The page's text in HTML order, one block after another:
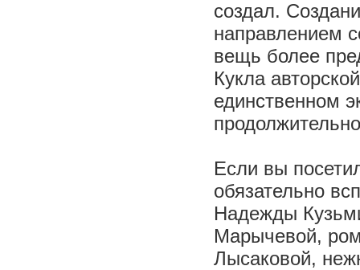
создал.
направлением
вещь более
Кукла
единственном
Если вы
обязательно
Надежды
Марычевой,
Лысаковой,